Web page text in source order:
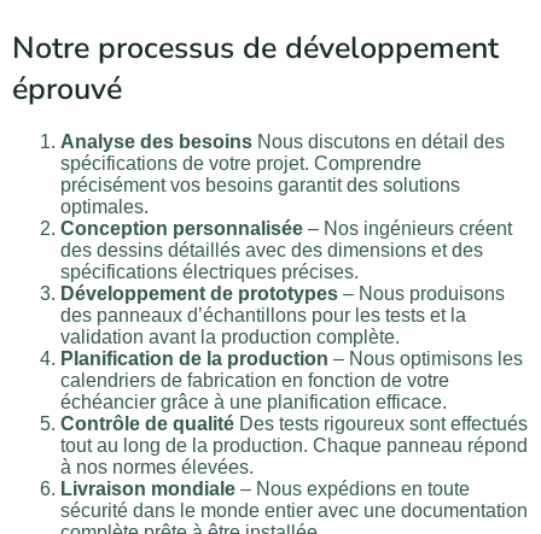
Notre processus de développement
éprouvé
Analyse des besoins Nous discutons en détail des
spécifications de votre projet. Comprendre
précisément vos besoins garantit des solutions
optimales.
Conception personnalisée – Nos ingénieurs créent
des dessins détaillés avec des dimensions et des
spécifications électriques précises.
Développement de prototypes – Nous produisons
des panneaux d’échantillons pour les tests et la
validation avant la production complète.
Planification de la production – Nous optimisons les
calendriers de fabrication en fonction de votre
échéancier grâce à une planification efficace.
Contrôle de qualité Des tests rigoureux sont effectués
tout au long de la production. Chaque panneau répond
à nos normes élevées.
Livraison mondiale – Nous expédions en toute
sécurité dans le monde entier avec une documentation